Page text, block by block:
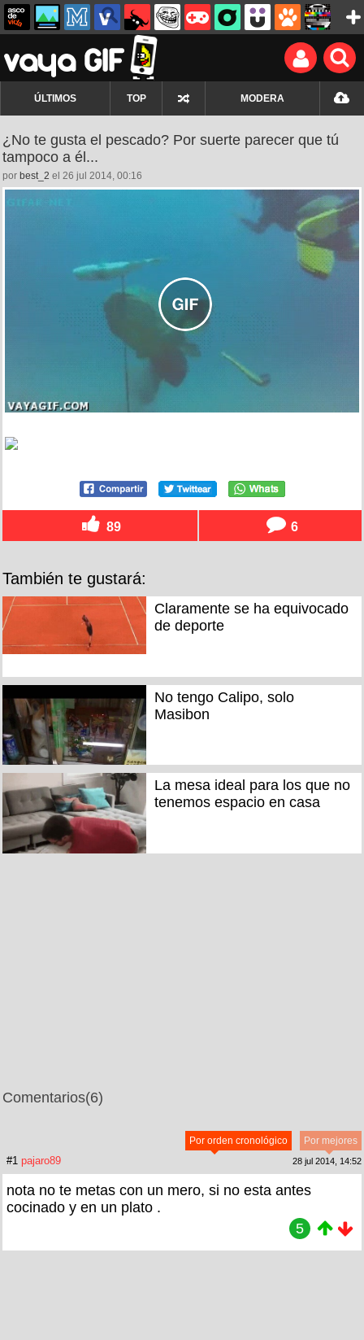
ÚLTIMOS TOP MODERA
¿No te gusta el pescado? Por suerte parecer que tú
tampoco a él...
por best_2 el 26 jul 2014, 00:16
89 6
También te gustará:
Claramente se ha equivocado
de deporte
No tengo Calipo, solo
Masibon
La mesa ideal para los que no
tenemos espacio en casa
Comentarios(6)
Por mejores
Por orden cronológico
#1 pajaro89 28 jul 2014, 14:52
nota no te metas con un mero, si no esta antes
cocinado y en un plato .
5